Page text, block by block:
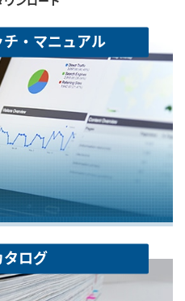
・マニュアル
タログ